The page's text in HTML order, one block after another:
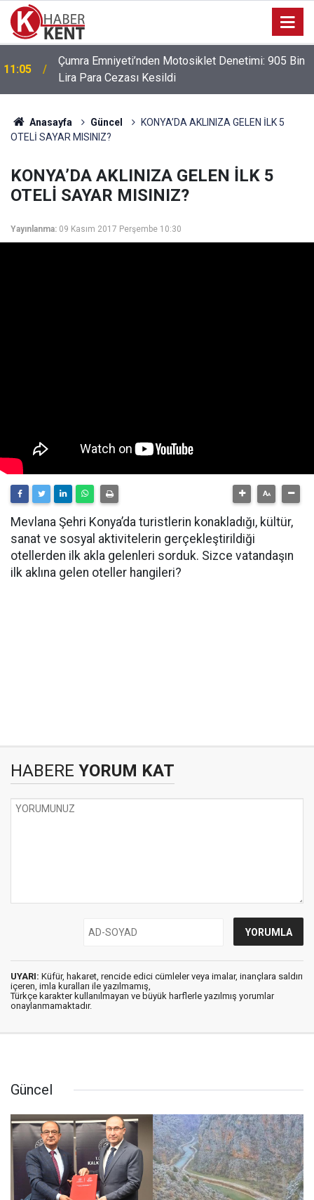
10:38
Park Halindeki Aracın Camını Kırarak Para ve
Altınları Çalan Şüpheliler Yakalandı
Anasayfa Güncel
KONYA’DA AKLINIZA GELEN İLK 5
OTELİ SAYAR MISINIZ?
KONYA’DA AKLINIZA GELEN İLK 5
OTELİ SAYAR MISINIZ?
Yayınlanma: 09 Kasım 2017 Perşembe 10:30
Mevlana Şehri Konya’da turistlerin konakladığı, kültür,
sanat ve sosyal aktivitelerin gerçekleştirildiği
otellerden ilk akla gelenleri sorduk. Sizce vatandaşın
ilk aklına gelen oteller hangileri?
HABERE YORUM KAT
UYARI: Küfür, hakaret, rencide edici cümleler veya imalar, inançlara saldırı
içeren, imla kuralları ile yazılmamış,
Türkçe karakter kullanılmayan ve büyük harflerle yazılmış yorumlar
onaylanmamaktadır.
Güncel